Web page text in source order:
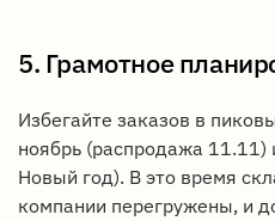
5. Грамотное
Избегайте заказов в
ноябрь (распродажа 11.11)
Новый год). В это время
компании перегружены, и